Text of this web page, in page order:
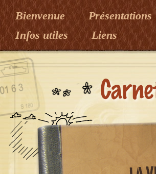
Bienvenue Présentations
Infos utiles
Liens